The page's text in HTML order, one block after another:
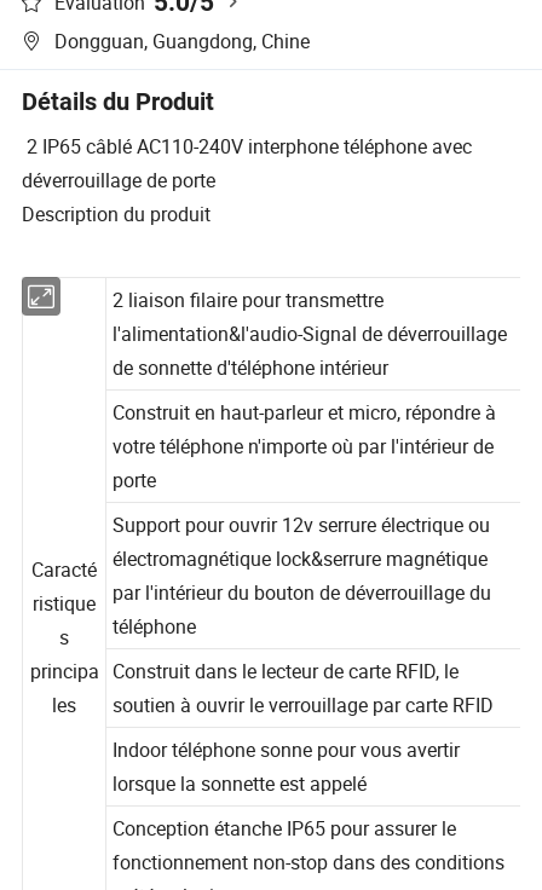
Dongguan, Guangdong, Chine
Détails du Produit
2 IP65 câblé AC110-240V interphone téléphone avec
déverrouillage de porte
Description du produit
Caracté
ristique
s
principa
2 liaison filaire pour transmettre
l'alimentation&l'audio-Signal de déverrouillage
de sonnette d'téléphone intérieur
Construit en haut-parleur et micro, répondre à
votre téléphone n'importe où par l'intérieur de
porte
Support pour ouvrir 12v serrure électrique ou
électromagnétique lock&serrure magnétique
par l'intérieur du bouton de déverrouillage du
téléphone
Construit dans le lecteur de carte RFID, le
soutien à ouvrir le verrouillage par carte RFID
Indoor téléphone sonne pour vous avertir
lorsque la sonnette est appelé
Conception étanche IP65 pour assurer le